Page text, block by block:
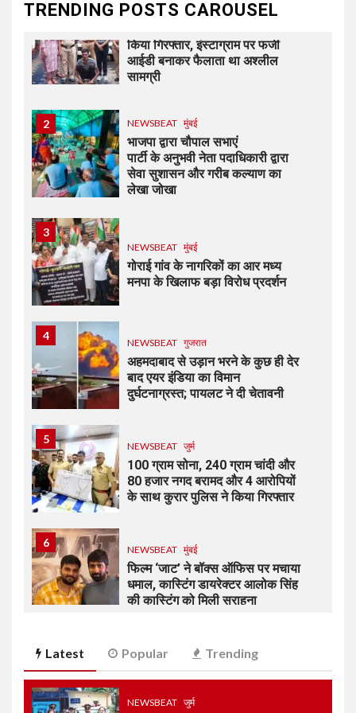
TRENDING POSTS CAROUSEL
1 NEWSBEAT जुर्म
किया गिरफ्तार, इंस्टाग्राम पर फर्जी
आईडी बनाकर फैलाता था अश्लील
सामग्री
2 NEWSBEAT मुंबई
भाजपा द्वारा चौपाल सभाएं
पार्टी के अनुभवी नेता पदाधिकारी द्वारा
सेवा सुशासन और गरीब कल्याण का
लेखा जोखा
3
NEWSBEAT मुंबई
गोराई गांव के नागरिकों का आर मध्य
मनपा के खिलाफ बड़ा विरोध प्रदर्शन
4
NEWSBEAT गुजरात
अहमदाबाद से उड़ान भरने के कुछ ही देर
बाद एयर इंडिया का विमान
दुर्घटनाग्रस्त; पायलट ने दी चेतावनी
5
NEWSBEAT जुर्म
100 ग्राम सोना, 240 ग्राम चांदी और
80 हजार नगद बरामद और 4 आरोपियों
के साथ कुरार पुलिस ने किया गिरफ्तार
6
NEWSBEAT मुंबई
फिल्म ‘जाट’ ने बॉक्स ऑफिस पर मचाया
धमाल, कास्टिंग डायरेक्टर आलोक सिंह
की कास्टिंग को मिली सराहना
NEWSBEAT जुर्म
मीरा-भाईंदर क्राइम ब्रांच ने दो
43 जिंदा कारतूस बरामद की
Latest Popular Trending
NEWSBEAT जुर्म